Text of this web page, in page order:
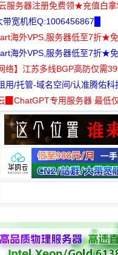
服务器注册免费领★充值白
带宽机柜Q:1006456867█
海外VPS,服务器低至7折★
海外VPS,服务器低至7折★
络】江苏多线BGP高防仅需
用/托管-域名空间/认准腾佑科
▉ChatGPT专用服务器 最低
业广告，理性选择
商业广告，理性选择